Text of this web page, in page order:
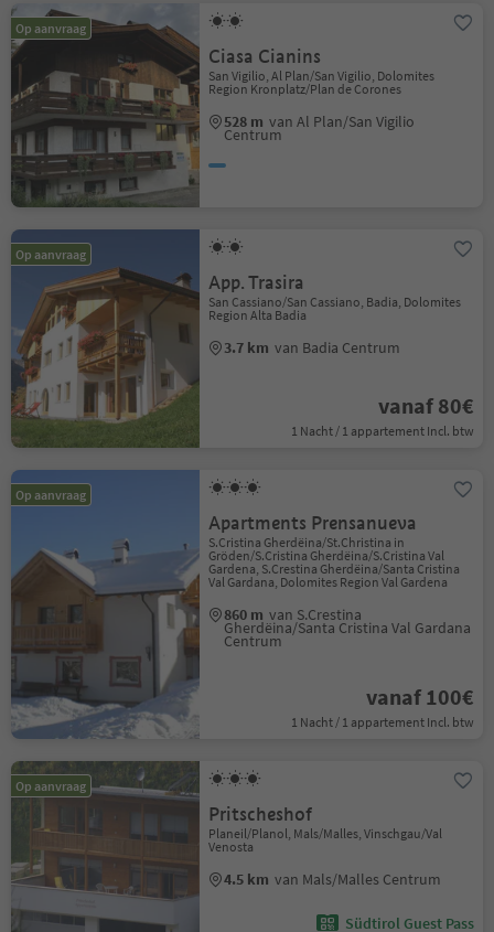
Op aanvraag
Ciasa Cianins
San Vigilio, Al Plan/San Vigilio, Dolomites
Region Kronplatz/Plan de Corones
528 m van Al Plan/San Vigilio
Centrum
Op aanvraag
App. Trasira
San Cassiano/San Cassiano, Badia, Dolomites
Region Alta Badia
3.7 km van Badia Centrum
vanaf 80€
1 Nacht / 1 appartement Incl. btw
Op aanvraag
Apartments Prensanueva
S.Cristina Gherdëina/St.Christina in
Gröden/S.Cristina Gherdëina/S.Cristina Val
Gardena, S.Crestina Gherdëina/Santa Cristina
Val Gardana, Dolomites Region Val Gardena
860 m van S.Crestina
Gherdëina/Santa Cristina Val Gardana
Centrum
vanaf 100€
1 Nacht / 1 appartement Incl. btw
Op aanvraag
Pritscheshof
Planeil/Planol, Mals/Malles, Vinschgau/Val
Venosta
4.5 km van Mals/Malles Centrum
Südtirol Guest Pass